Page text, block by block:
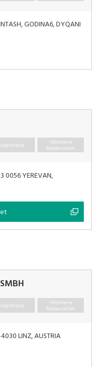
GODINA6, DYQANI
Logistique Hôtellerie
Restauration
0056 YEREVAN,
Logistique Hôtellerie
Restauration
LINZ, AUSTRIA